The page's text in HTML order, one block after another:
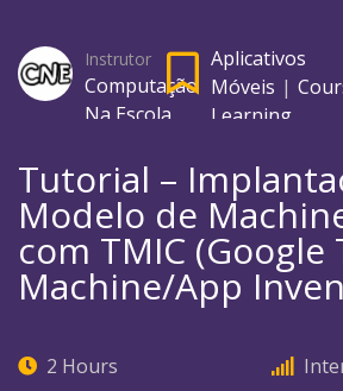
Instrutor
Computação
Na Escola
Aplicativos
Móveis |
Learning
Tutorial –
Modelo de
com TMIC (Google
Machine/App
2 Hours